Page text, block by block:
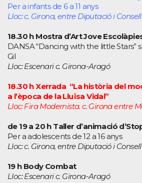
Per a infants de 6 a 11 anys
Lloc: c. Girona, entre Diputació i
18.30 h Mostra d’Art Jove
DANSA “Dancing with the little Stars”
Gil
Lloc: Escenari c. Girona-Aragó
18.30 h Xerrada “La història del
a l’època de la Lluïsa Vidal”
Lloc: Fira Modernista. c. Girona entre
de 19 a 20 h Taller d’animació
Per a adolescents de 12 a 16 anys
Lloc: c. Girona, entre Diputació i
19 h Body Combat
Lloc: Escenari c. Girona-Aragó